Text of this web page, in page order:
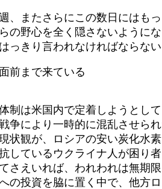
、またさらにこの数日にはも
の野心を全く隠さないように
っきり言われなければならない
前まで来ている
制は米国内で定着しようとし
争により一時的に混乱させら
状観が、ロシアの安い炭化水
しているウクライナ人が困り
さえいれば、われわれは無期
の投資を脇に置く中で、他方